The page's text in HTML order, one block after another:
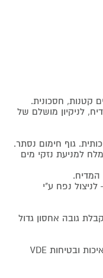
קטנות, חסכונית.
לניקיון מושלם של
גוף חימום נסתר.
מלח למניעת נזקי מים
המדיח.
ל-3 חלקים – לניצול נפח ע"י
גובה אחסון גדול
* עמד במבחני המכון הגרמני היוקרתי לאיכות ובטיחות VDE